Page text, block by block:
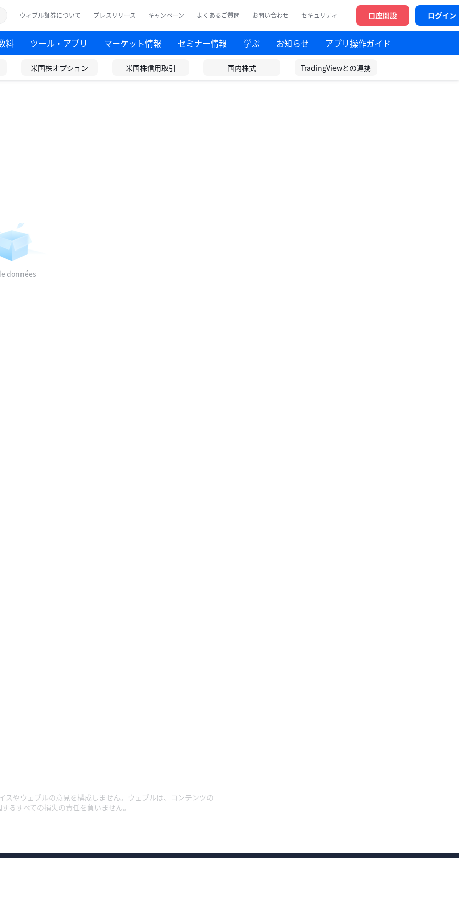
ウィブル証券について プレスリリース キャンペーン よくあるご質問 お問い合わせ セキュリティ 口座開設 ログイン
料 ツール・アプリ マーケット情報 セミナー情報 学ぶ お知らせ アプリ操作ガイド
米国株オプション 米国株信用取引 国内株式 TradingViewとの連携
données
やウェブルの意見を構成しません。ウェブルは、コンテンツの
るすべての損失の責任を負いません。